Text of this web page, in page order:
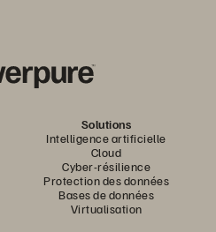
Solutions
Intelligence artificielle
Cloud
Cyber-résilience
Protection des données
Bases de données
Virtualisation